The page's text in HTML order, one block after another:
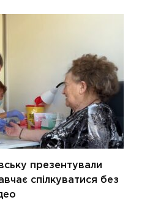
презентували
спілкуватися без